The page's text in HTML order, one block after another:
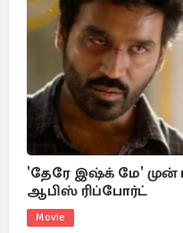
'தேரே இஷ்க் மே' முன்
ஆபிஸ் ரிப்போர்ட்
Movie